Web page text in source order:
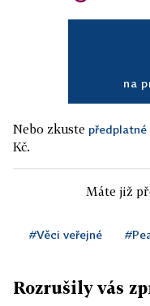
na
Nebo zkuste
Kč.
Máte již
#Věci veřejné
Rozrušily vás